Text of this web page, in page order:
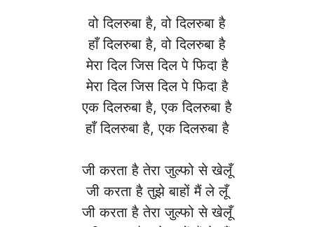
वो दिलरुबा है, वो दिलरुबा है
हाँ दिलरुबा है, वो दिलरुबा है
मेरा दिल जिस दिल पे फिदा है
मेरा दिल जिस दिल पे फिदा है
एक दिलरुबा है, एक दिलरुबा है
हाँ दिलरुबा है, एक दिलरुबा है
जी करता है तेरा जुल्फो से खेलूँ
जी करता है तुझे बाहों मैं ले लूँ
जी करता है तेरा जुल्फो से खेलूँ